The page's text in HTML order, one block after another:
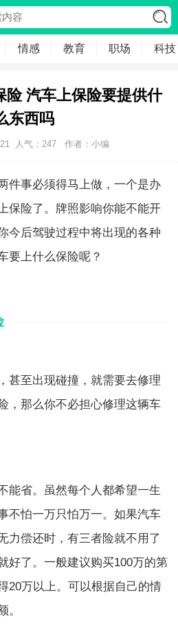
情感 教育 职场 科技
险 汽车上保险要提供什
东西吗
人气： 247 作者：小编
件事必须得马上做，一个是办
保险了。牌照影响你能不能开
今后驾驶过程中将出现的各种
要上什么保险呢？
甚至出现碰撞，就需要去修理
，那么你不必担心修理这辆车
能省。虽然每个人都希望一生
不怕一万只怕万一。如果汽车
力偿还时，有三者险就不用了
好了。一般建议购买100万的第
20万以上。可以根据自己的情
。